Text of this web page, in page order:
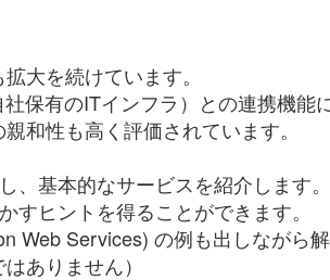
大を続けています。
保有のITインフラ）との連携機能
和性も高く評価されています。
、基本的なサービスを紹介します。
ヒントを得ることができます。
Web Services) の例も出しながら
ありません）